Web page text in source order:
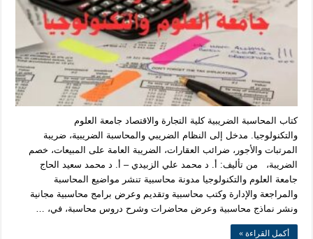
كتاب المحاسبة الضريبية كلية التجارة والاقتصاد جامعة العلوم
والتكنولوجيا. مدخل إلى النظام الضريبي والمحاسبة الضريبية، ضريبة
المرتبات والأجور، ضرائب العقارات، الضريبة العامة على المبيعات، خصم
الضريبة، من تأليف: أ. د محمد علي الزبيدي – أ. د محمد سعيد الحاج
جامعة العلوم والتكنولوجيا مدونة محاسبية تنشر مواضيع المحاسبة
والمراجعة والإدارة وكتب محاسبية وتقديم وعرض برامج محاسبية مجانية
ونشر نماذج محاسبية وعرض محاضرات وشرح دروس محاسبة، في، …
أكمل القراءة »